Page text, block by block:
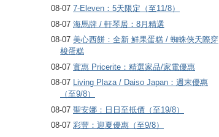
08-07 7-Eleven：5天限定（至11/8）
08-07 海馬牌 / 軒琴居：8月精選
08-07 美心西餅：全新 鮮果蛋糕 / 蜘蛛俠天際穿
梭蛋糕
08-07 實惠 Pricerite：精選家品/家電優惠
08-07 Living Plaza / Daiso Japan：週末優惠
（至9/8）
08-07 聖安娜：日日至抵價（至19/8）
08-07 彩豐：迎夏優惠（至9/8）